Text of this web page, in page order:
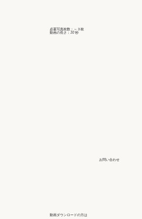
必要写真枚数：～３枚
動画の長さ：30 秒
お問い合わせ
動画ダウンロードの方は